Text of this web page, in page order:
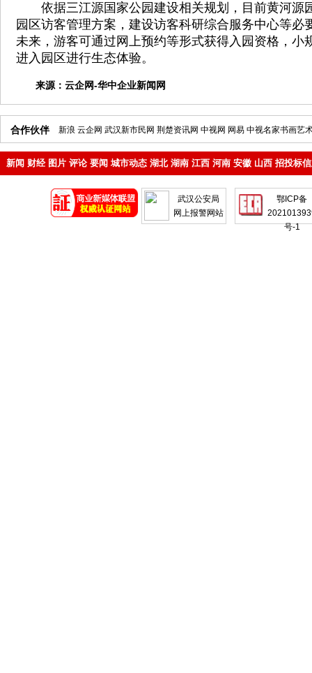
依据三江源国家公园建设相关规划，目前黄河源
园区访客管理方案，建设访客科研综合服务中心等必
未来，游客可通过网上预约等形式获得入园资格，小
进入园区进行生态体验。
来源： 云企网-华中企业新闻网
合作伙伴 新浪 云企网 武汉新市民网 荆楚资讯网 中视网 网易 中视名家书画艺
新闻 财经 图片 评论 要闻 城市动态 湖北 湖南 江西 河南 安徽 山西 招投标
武汉公安局
网上报警网站
鄂ICP备
号-1